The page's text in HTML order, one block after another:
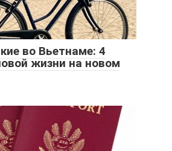
во Вьетнаме: 4
жизни на новом